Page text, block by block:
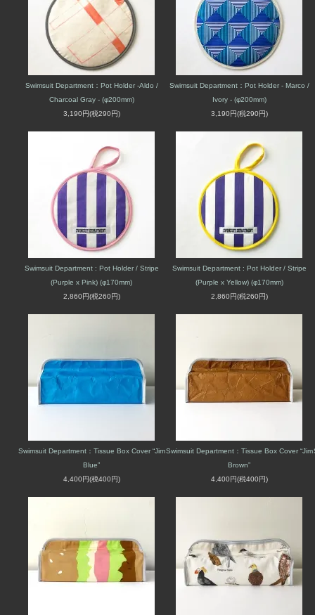
Swimsuit Department：Pot Holder -Aldo /
Charcoal Gray - (φ200mm)
3,190円(税290円)
Swimsuit Department：Pot Holder - Marco /
Ivory - (φ200mm)
3,190円(税290円)
Swimsuit Department : Pot Holder / Stripe
(Purple x Pink) (φ170mm)
2,860円(税260円)
Swimsuit Department : Pot Holder / Stripe
(Purple x Yellow) (φ170mm)
2,860円(税260円)
Swimsuit Department：Tissue Box Cover “Jim
Blue”
4,400円(税400円)
Swimsuit Department：Tissue Box Cover “Jim
Brown”
4,400円(税400円)